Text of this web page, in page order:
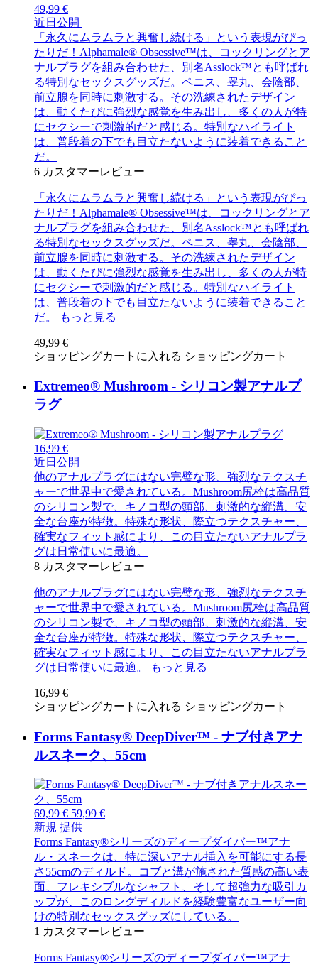
49,99 €
近日公開
「永久にムラムラと興奮し続ける」という表現がぴっ
たりだ！Alphamale® Obsessive™は、コックリングとア
ナルプラグを組み合わせた、別名Asslock™とも呼ばれ
る特別なセックスグッズだ。ペニス、睾丸、会陰部、
前立腺を同時に刺激する。その洗練されたデザイン
は、動くたびに強烈な感覚を生み出し、多くの人が特
にセクシーで刺激的だと感じる。特別なハイライト
は、普段着の下でも目立たないように装着できること
だ。
6 カスタマーレビュー
「永久にムラムラと興奮し続ける」という表現がぴっ
たりだ！Alphamale® Obsessive™は、コックリングとア
ナルプラグを組み合わせた、別名Asslock™とも呼ばれ
る特別なセックスグッズだ。ペニス、睾丸、会陰部、
前立腺を同時に刺激する。その洗練されたデザイン
は、動くたびに強烈な感覚を生み出し、多くの人が特
にセクシーで刺激的だと感じる。特別なハイライト
は、普段着の下でも目立たないように装着できること
だ。
もっと見る
49,99 €
ショッピングカートに入れる ショッピングカート
Extremeo® Mushroom - シリコン製アナルプ
ラグ
16,99 €
近日公開
他のアナルプラグにはない完璧な形、強烈なテクスチ
ャーで世界中で愛されている。Mushroom尻栓は高品質
のシリコン製で、キノコ型の頭部、刺激的な縦溝、安
全な台座が特徴。特殊な形状、際立つテクスチャー、
確実なフィット感により、この目立たないアナルプラ
グは日常使いに最適。
8 カスタマーレビュー
他のアナルプラグにはない完璧な形、強烈なテクスチ
ャーで世界中で愛されている。Mushroom尻栓は高品質
のシリコン製で、キノコ型の頭部、刺激的な縦溝、安
全な台座が特徴。特殊な形状、際立つテクスチャー、
確実なフィット感により、この目立たないアナルプラ
グは日常使いに最適。
もっと見る
16,99 €
ショッピングカートに入れる ショッピングカート
Forms Fantasy® DeepDiver™ - ナブ付きアナ
ルスネーク、55cm
69,99 € 59,99 €
新規 提供
Forms Fantasy®シリーズのディープダイバー™アナ
ル・スネークは、特に深いアナル挿入を可能にする長
さ55cmのディルド。コブと溝が施された質感の高い表
面、フレキシブルなシャフト、そして超強力な吸引カ
ップが、このロングディルドを経験豊富なユーザー向
けの特別なセックスグッズにしている。
1 カスタマーレビュー
Forms Fantasy®シリーズのディープダイバー™アナ